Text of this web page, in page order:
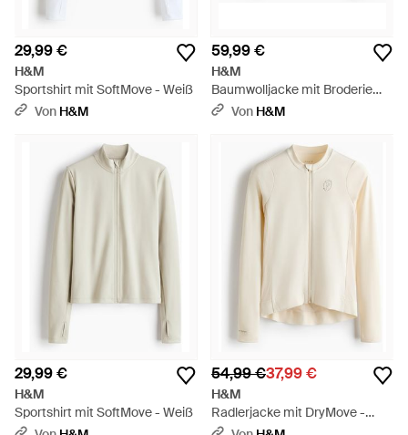
29,99 €
H&M
Sportshirt mit SoftMove - Weiß
Von H&M
59,99 €
H&M
Baumwolljacke mit Broderie
Anglaise - Weiß
Von H&M
29,99 €
H&M
Sportshirt mit SoftMove - Weiß
54,99 €37,99 €
H&M
Radlerjacke mit DryMove -
Weiß